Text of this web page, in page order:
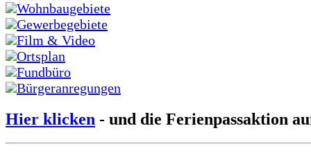
Wohnbaugebiete
Gewerbegebiete
Film & Video
Ortsplan
Fundbüro
Bürgeranregungen
Hier klicken - und die Ferienpassaktion